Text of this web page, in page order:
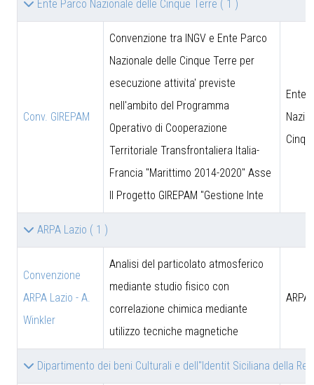
Ente Parco Nazionale delle Cinque Terre ( 1 )
Conv. GIREPAM
Convenzione tra INGV e Ente Parco
Nazionale delle Cinque Terre per
esecuzione attivita' previste
nell'ambito del Programma
Operativo di Cooperazione
Territoriale Transfrontaliera Italia-
Francia "Marittimo 2014-2020" Asse
II Progetto GIREPAM "Gestione Inte
Ente
ARPA Lazio ( 1 )
Convenzione
ARPA Lazio - A.
Winkler
Analisi del particolato atmosferico
mediante studio fisico con
correlazione chimica mediante
utilizzo tecniche magnetiche
ARPA
Dipartimento dei beni Culturali e dell''Identit Siciliana della